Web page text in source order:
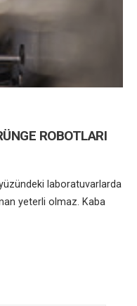
ROBOTLARI
laboratuvarlarda
yeterli olmaz. Kaba